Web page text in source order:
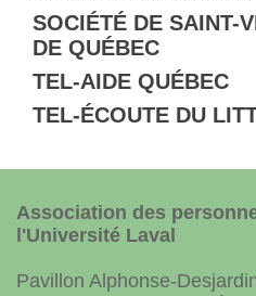
SOCIÉTÉ DE SAINT-
DE QUÉBEC
TEL-AIDE QUÉBEC
TEL-ÉCOUTE DU
Association des
l'Université Laval
Pavillon Alphonse-